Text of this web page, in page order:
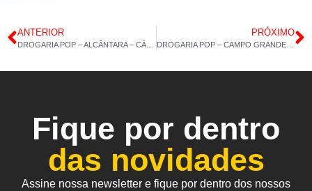
ANTERIOR PRÓXIMO
DROGARIA POP – CAMPO GRANDE – VÁRIOS PRODUTOS – 03/12/2021 – 14H 35M
Fique por dentro
das novidades
Assine nossa newsletter e fique por dentro dos nossos